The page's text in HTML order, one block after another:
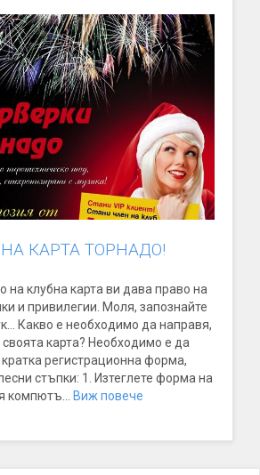
КАРТА ТОРНАДО!
на клубна карта ви дава право на
и привилегии. Моля, запознайте
Какво е необходимо да направя,
карта? Необходимо е да
регистрационна форма,
стъпки: 1. Изтеглете форма на
компютъ... Виж повече